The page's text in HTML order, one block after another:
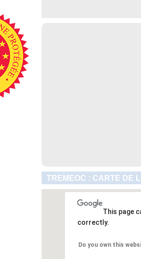
TREMEOC : CARTE DE
This page
correctly.
Do you own this